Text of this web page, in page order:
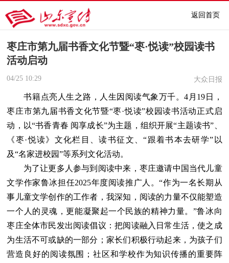
返回首页
枣庄市第九届书香文化节暨“枣·悦读”校园读书
活动启动
04/25 10:29 大众日报
书籍点亮人生之路，人生因阅读气象万千。4月19日，
枣庄市第九届书香文化节暨“枣·悦读”校园读书活动正式启
动，以“书香青春 阅享成长”为主题，组织开展“主题读书”、
《枣·悦读》文化栏目、读书征文、“跟着书本去研学”以
及“名家进校园”等系列文化活动。
为了让更多人参与到阅读中来，枣庄邀请中国当代儿童
文学作家鲁冰担任2025年度阅读推广人。“作为一名长期从
事儿童文学创作的工作者，我深知，阅读的力量不仅能塑造
一个人的灵魂，更能凝聚起一个民族的精神力量。”鲁冰向
枣庄全体市民发出阅读倡议：把阅读融入日常生活，使之成
为生活不可或缺的一部分；家长们积极行动起来，为孩子们
营造良好的阅读氛围；社区和学校作为知识传播的重要阵